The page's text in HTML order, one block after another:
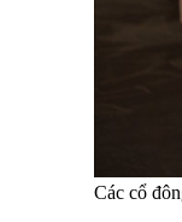
Các cổ